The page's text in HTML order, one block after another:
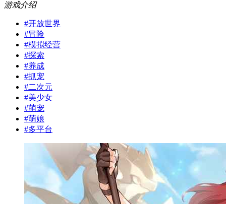
游戏介绍
#开放世界
#冒险
#模拟经营
#探索
#养成
#抓宠
#二次元
#美少女
#萌宠
#萌娘
#多平台